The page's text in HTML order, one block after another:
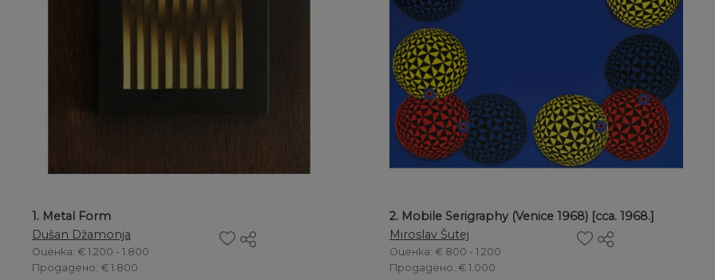
1. Metal Form
Dušan Džamonja
Оценка: € 1.200 - 1.800
Продадено: € 1.800
2. Mobile Serigraphy (Venice 1968) [cca. 1968.]
Miroslav Šutej
Оценка: € 800 - 1.200
Продадено: € 1.000